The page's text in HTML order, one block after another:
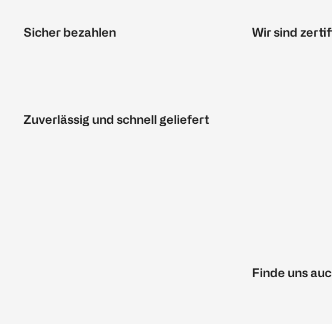
Sicher bezahlen
Zuverlässig und schnell geliefert
Wir sind
Finde uns